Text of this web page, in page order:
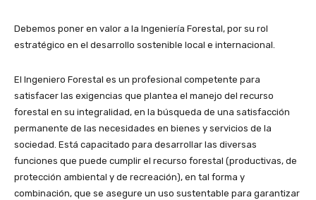
Debemos poner en valor a la Ingeniería Forestal, por su rol
estratégico en el desarrollo sostenible local e internacional.
El Ingeniero Forestal es un profesional competente para
satisfacer las exigencias que plantea el manejo del recurso
forestal en su integralidad, en la búsqueda de una satisfacción
permanente de las necesidades en bienes y servicios de la
sociedad. Está capacitado para desarrollar las diversas
funciones que puede cumplir el recurso forestal (productivas, de
protección ambiental y de recreación), en tal forma y
combinación, que se asegure un uso sustentable para garantizar